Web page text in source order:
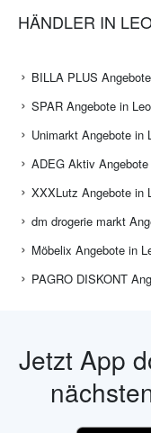
HÄNDLER IN
BILLA PLUS
SPAR Angebote in
Unimarkt Angebote in
ADEG Aktiv
XXXLutz Angebote in
dm drogerie markt
Möbelix Angebote in
PAGRO DISKONT
Jetzt App